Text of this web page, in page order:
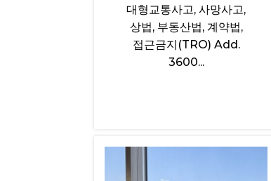
대형교통사고, 사망사고,
상법, 부동산법, 계약법,
접근금지(TRO) Add.
3600...